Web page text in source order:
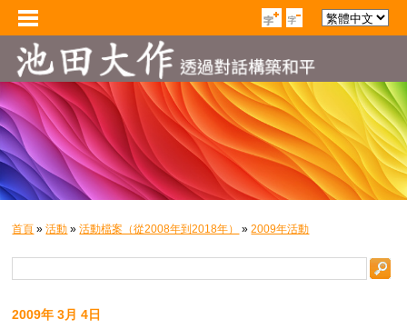
首頁 »活動 »活動檔案（從2008年到2018年） »2009年活動
2009年 3月 4日